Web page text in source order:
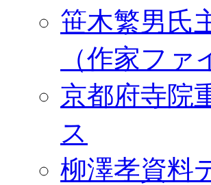
笹木繁男氏
（作家ファ
京都府寺院
ス
柳澤孝資料